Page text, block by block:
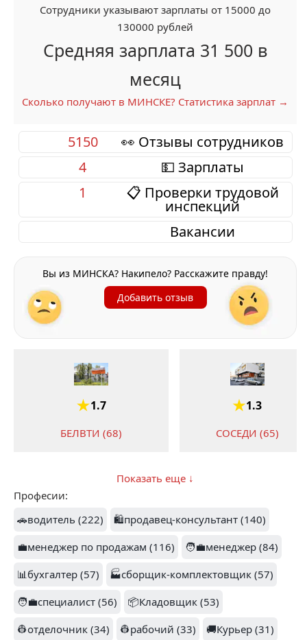
Сотрудники указывают зарплаты от 15000 до
130000 рублей
Средняя зарплата 31 500 в
месяц
Сколько получают в МИНСКЕ? Статистика зарплат →
👀 Отзывы сотрудников
5150
💵 Зарплаты
4
📋 Проверки трудовой
инспекций
1
Вакансии
Вы из МИНСКА? Накипело? Расскажите правду!
Добавить отзыв
1.7
БЕЛВТИ (68)
1.3
СОСЕДИ (65)
1.8
ОМА (31)
1.1
WWW.21VEK.BY (30)
2.7 2.5
Показать еще ↓
Професии:
🚗водитель (222)
🛍️продавец-консультант (140)
💼менеджер по продажам (116)
🧑‍💼менеджер (84)
📊бухгалтер (57)
🏭сборщик-комплектовщик (57)
🧑‍💼специалист (56)
📦Кладовщик (53)
👷отделочник (34)
👷рабочий (33)
🚚Курьер (31)